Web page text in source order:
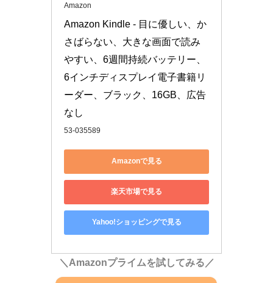
Amazon
Amazon Kindle - 目に優しい、か
さばらない、大きな画面で読み
やすい、6週間持続バッテリー、
6インチディスプレイ電子書籍リ
ーダー、ブラック、16GB、広告
なし
53-035589
Amazonで見る
楽天市場で見る
Yahoo!ショッピングで見る
＼Amazonプライムを試してみる／